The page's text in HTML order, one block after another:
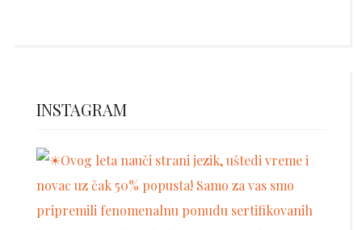
INSTAGRAM